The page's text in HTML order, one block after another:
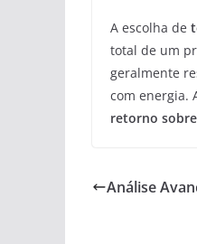
A escolha de
total de um
geralmente
com energia.
retorno
Análise